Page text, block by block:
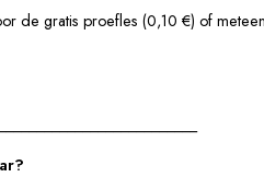
de gratis proefles (0,10 €) of